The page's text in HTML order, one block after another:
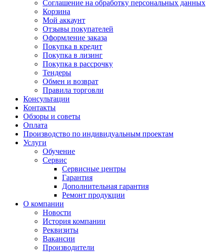
Соглашение на обработку персональных данных
Корзина
Мой аккаунт
Отзывы покупателей
Оформление заказа
Покупка в кредит
Покупка в лизинг
Покупка в рассрочку
Тендеры
Обмен и возврат
Правила торговли
Консультации
Контакты
Обзоры и советы
Оплата
Производство по индивидуальным проектам
Услуги
Обучение
Сервис
Сервисные центры
Гарантия
Дополнительная гарантия
Ремонт продукции
О компании
Новости
История компании
Реквизиты
Вакансии
Производители